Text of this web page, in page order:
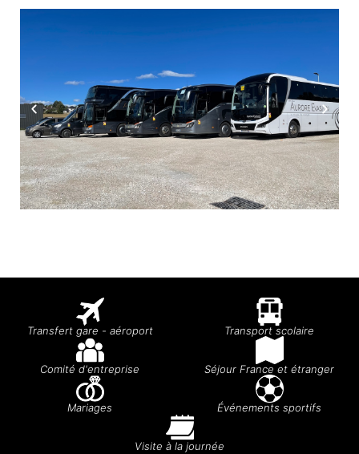
Transfert gare - aéroport Transport scolaire
Comité d'entreprise Séjour France et étranger
Mariages Événements sportifs
Visite à la journée